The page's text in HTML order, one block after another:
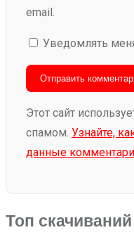
email.
Уведомлять
Этот сайт
спамом. Узнайте,
данные
Топ скачиваний